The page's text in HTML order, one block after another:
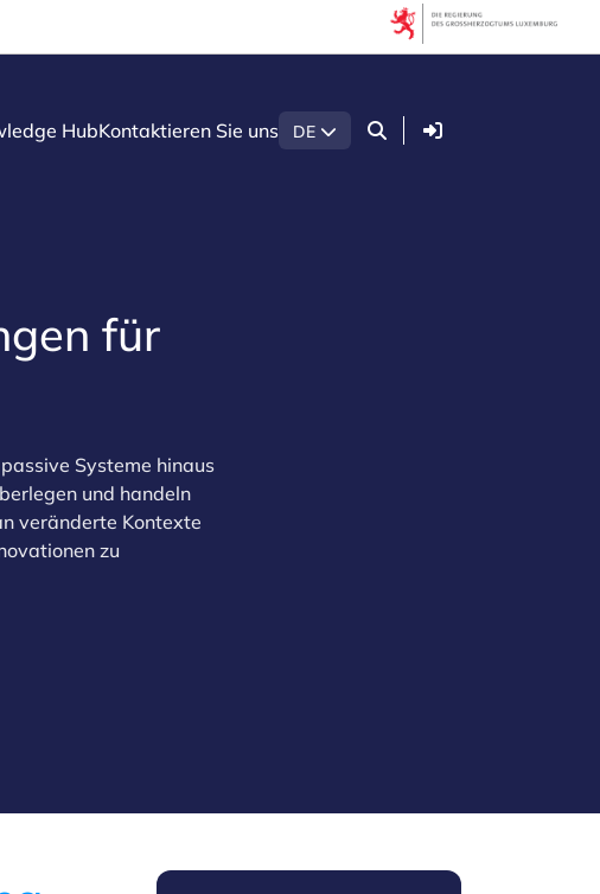
HubKontaktieren Sie uns DE Anmelden
für
Systeme hinaus
und handeln
veränderte Kontexte
zu